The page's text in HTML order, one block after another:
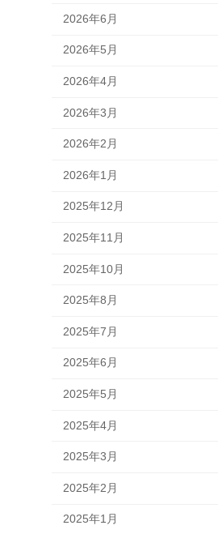
2026年6月
2026年5月
2026年4月
2026年3月
2026年2月
2026年1月
2025年12月
2025年11月
2025年10月
2025年8月
2025年7月
2025年6月
2025年5月
2025年4月
2025年3月
2025年2月
2025年1月